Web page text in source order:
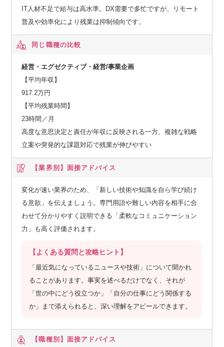
IT人材不足で給与は高水準。DX需要で多忙ですが、リモート
普及や効率化により残業は抑制傾向です。
同じ職種の比較
経営・エグゼクティブ・経営/事業企画
【平均年収】
917.2万円
【平均残業時間】
23時間／月
高度な意思決定と責任が年収に反映される一方、複雑な戦略
立案や突発的な課題対応で残業が伸びやすい
【業界別】 面接アドバイス
変化が速い業界のため、「新しい技術や知識を自ら学び続け
る意欲」を伝えましょう。専門用語や難しい内容を相手に合
わせて分かりやすく説明できる「柔軟なコミュニケーション
力」も高く評価されます。
【よくある質問と攻略ヒント】
「最近気になっているニュースや技術」について聞かれ
ることがあります。事実を述べるだけでなく、それが
「世の中にどう役立つか」「自分の仕事にどう関係する
か」まで添えられると、深い理解をアピールできます。
【職種別】 面接アドバイス